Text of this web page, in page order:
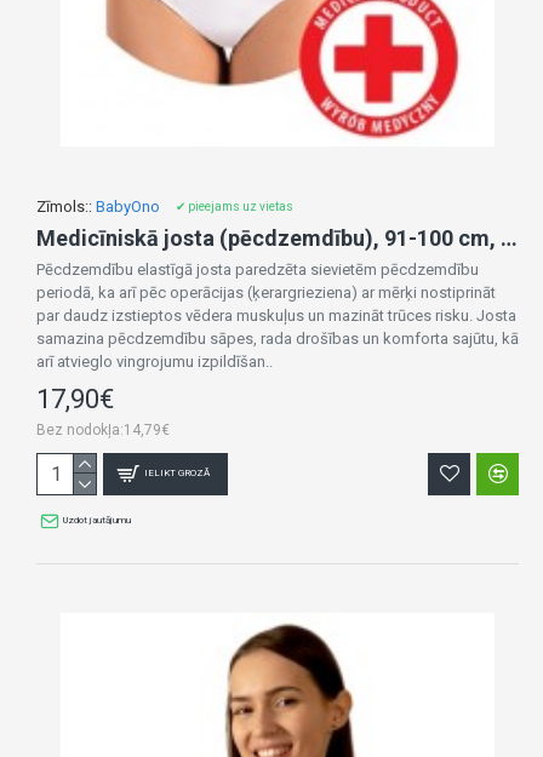
Zīmols:: BabyOno ✔ pieejams uz vietas
Medicīniskā josta (pēcdzemdību), 91-100 cm, 511/M
Pēcdzemdību elastīgā josta paredzēta sievietēm pēcdzemdību
periodā, ka arī pēc operācijas (ķerargrieziena) ar mērķi nostiprināt
par daudz izstieptos vēdera muskuļus un mazināt trūces risku. Josta
samazina pēcdzemdību sāpes, rada drošības un komforta sajūtu, kā
arī atvieglo vingrojumu izpildīšan..
17,90€
Bez nodokļa:14,79€
IELIKT GROZĀ
Uzdot jautājumu